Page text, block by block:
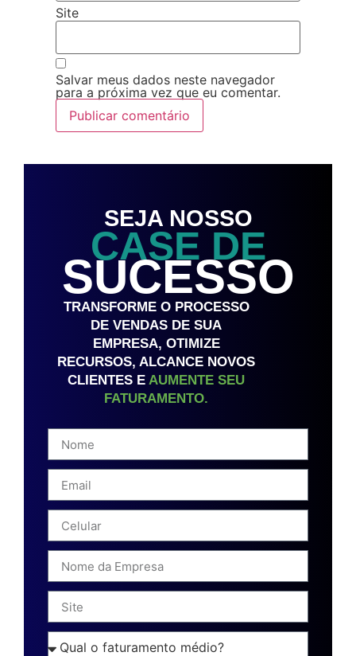
Site
Salvar meus dados neste navegador
para a próxima vez que eu comentar.
SEJA NOSSO
CASE DE
SUCESSO
TRANSFORME O PROCESSO
DE VENDAS DE SUA
EMPRESA, OTIMIZE
RECURSOS, ALCANCE NOVOS
CLIENTES E AUMENTE SEU
FATURAMENTO.